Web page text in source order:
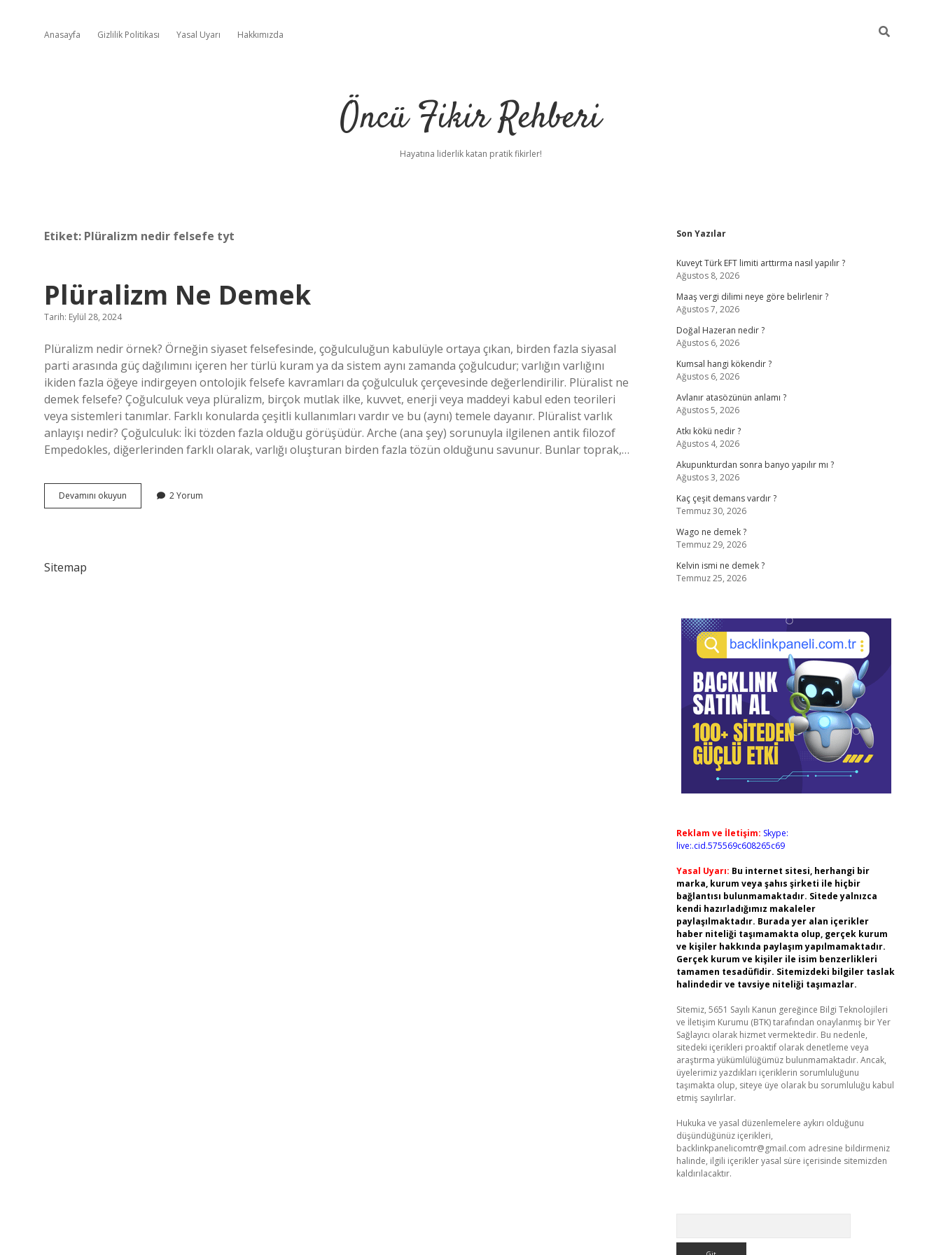
Anasayfa Gizlilik Politikası Yasal Uyarı Hakkımızda
Öncü Fikir Rehberi
Hayatına liderlik katan pratik fikirler!
Etiket: Plüralizm nedir felsefe tyt
Plüralizm Ne Demek
Tarih: Eylül 28, 2024
Plüralizm nedir örnek? Örneğin siyaset felsefesinde, çoğulculuğun kabulüyle ortaya çıkan, birden fazla siyasal
parti arasında güç dağılımını içeren her türlü kuram ya da sistem aynı zamanda çoğulcudur; varlığın varlığını
ikiden fazla öğeye indirgeyen ontolojik felsefe kavramları da çoğulculuk çerçevesinde değerlendirilir. Plüralist ne
demek felsefe? Çoğulculuk veya plüralizm, birçok mutlak ilke, kuvvet, enerji veya maddeyi kabul eden teorileri
veya sistemleri tanımlar. Farklı konularda çeşitli kullanımları vardır ve bu (aynı) temele dayanır. Plüralist varlık
anlayışı nedir? Çoğulculuk: İki tözden fazla olduğu görüşüdür. Arche (ana şey) sorunuyla ilgilenen antik filozof
Empedokles, diğerlerinden farklı olarak, varlığı oluşturan birden fazla tözün olduğunu savunur. Bunlar toprak,…
Devamını okuyun Plüralizm
Ne
2 Yorum
Sitemap
Sidebar
Son Yazılar
Kuveyt Türk EFT limiti arttırma nasıl yapılır ?
Ağustos 8, 2026
Maaş vergi dilimi neye göre belirlenir ?
Ağustos 7, 2026
Doğal Hazeran nedir ?
Ağustos 6, 2026
Kumsal hangi kökendir ?
Ağustos 6, 2026
Avlanır atasözünün anlamı ?
Ağustos 5, 2026
Atkı kökü nedir ?
Ağustos 4, 2026
Akupunkturdan sonra banyo yapılır mı ?
Ağustos 3, 2026
Kaç çeşit demans vardır ?
Temmuz 30, 2026
Wago ne demek ?
Temmuz 29, 2026
Kelvin ismi ne demek ?
Temmuz 25, 2026
Reklam ve İletişim: Skype:
live:.cid.575569c608265c69
Yasal Uyarı: Bu internet sitesi, herhangi bir
marka, kurum veya şahıs şirketi ile hiçbir
bağlantısı bulunmamaktadır. Sitede yalnızca
kendi hazırladığımız makaleler
paylaşılmaktadır. Burada yer alan içerikler
haber niteliği taşımamakta olup, gerçek kurum
ve kişiler hakkında paylaşım yapılmamaktadır.
Gerçek kurum ve kişiler ile isim benzerlikleri
tamamen tesadüfidir. Sitemizdeki bilgiler taslak
halindedir ve tavsiye niteliği taşımazlar.
Sitemiz, 5651 Sayılı Kanun gereğince Bilgi Teknolojileri
ve İletişim Kurumu (BTK) tarafından onaylanmış bir Yer
Sağlayıcı olarak hizmet vermektedir. Bu nedenle,
sitedeki içerikleri proaktif olarak denetleme veya
araştırma yükümlülüğümüz bulunmamaktadır. Ancak,
üyelerimiz yazdıkları içeriklerin sorumluluğunu
taşımakta olup, siteye üye olarak bu sorumluluğu kabul
etmiş sayılırlar.
Hukuka ve yasal düzenlemelere aykırı olduğunu
düşündüğünüz içerikleri,
backlinkpanelicomtr@gmail.com adresine bildirmeniz
halinde, ilgili içerikler yasal süre içerisinde sitemizden
kaldırılacaktır.
ilbet giriş